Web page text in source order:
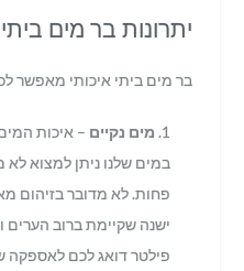
יתרונות בר מים ביתי
בר מים ביתי איכותי מאפשר
מים נקיים – איכות
במים שלנו ניתן למצוא
פחות. לא מדובר בזיהום
ישנה שקיימת ברוב
פילטר דואג לכם לאספקה